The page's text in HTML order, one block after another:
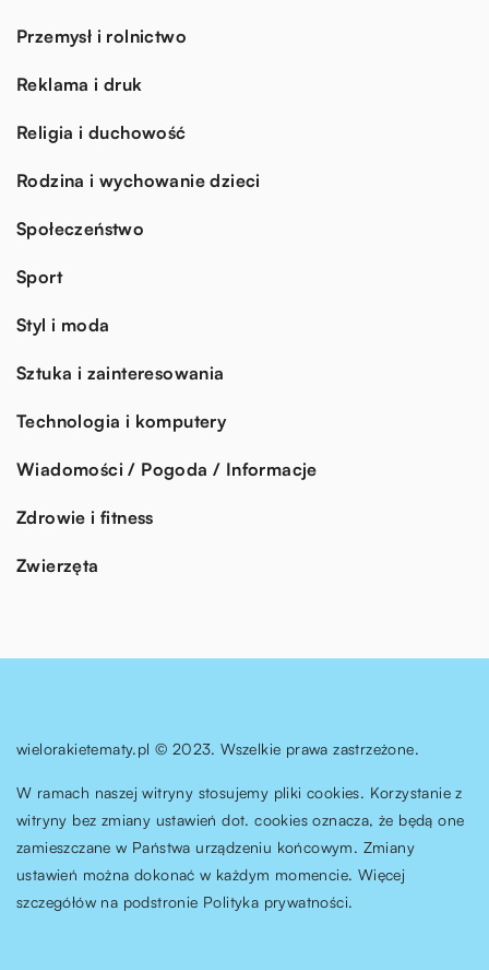
Przemysł i rolnictwo
Reklama i druk
Religia i duchowość
Rodzina i wychowanie dzieci
Społeczeństwo
Sport
Styl i moda
Sztuka i zainteresowania
Technologia i komputery
Wiadomości / Pogoda / Informacje
Zdrowie i fitness
Zwierzęta
wielorakietematy.pl © 2023. Wszelkie prawa zastrzeżone.
W ramach naszej witryny stosujemy pliki cookies. Korzystanie z
witryny bez zmiany ustawień dot. cookies oznacza, że będą one
zamieszczane w Państwa urządzeniu końcowym. Zmiany
ustawień można dokonać w każdym momencie. Więcej
szczegółów na podstronie Polityka prywatności.